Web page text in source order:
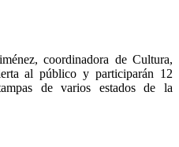
coordinadora de Cultura,
al público y participarán 12
de varios estados de la